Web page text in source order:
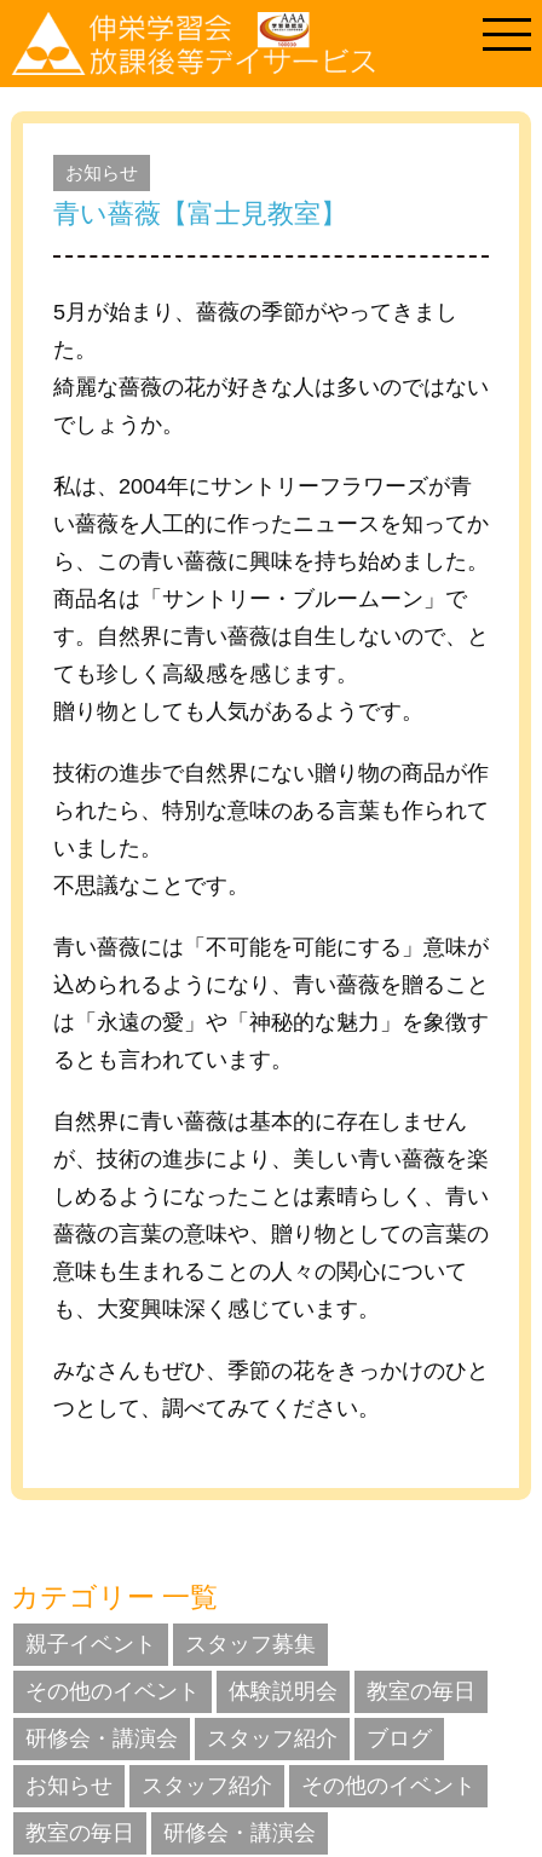
お知らせ
青い薔薇【富士見教室】
5月が始まり、薔薇の季節がやってきまし
た。
綺麗な薔薇の花が好きな人は多いのではない
でしょうか。
私は、2004年にサントリーフラワーズが青
い薔薇を人工的に作ったニュースを知ってか
ら、この青い薔薇に興味を持ち始めました。
商品名は「サントリー・ブルームーン」で
す。自然界に青い薔薇は自生しないので、と
ても珍しく高級感を感じます。
贈り物としても人気があるようです。
技術の進歩で自然界にない贈り物の商品が作
られたら、特別な意味のある言葉も作られて
いました。
不思議なことです。
青い薔薇には「不可能を可能にする」意味が
込められるようになり、青い薔薇を贈ること
は「永遠の愛」や「神秘的な魅力」を象徴す
るとも言われています。
自然界に青い薔薇は基本的に存在しません
が、技術の進歩により、美しい青い薔薇を楽
しめるようになったことは素晴らしく、青い
薔薇の言葉の意味や、贈り物としての言葉の
意味も生まれることの人々の関心について
も、大変興味深く感じています。
みなさんもぜひ、季節の花をきっかけのひと
つとして、調べてみてください。
カテゴリー 一覧
親子イベント
スタッフ募集
その他のイベント
体験説明会
教室の毎日
研修会・講演会
スタッフ紹介
ブログ
お知らせ
スタッフ紹介
その他のイベント
教室の毎日
研修会・講演会